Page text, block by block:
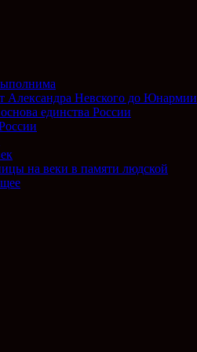
Александра Невского до Юнармии
единства России
на веки в памяти людской